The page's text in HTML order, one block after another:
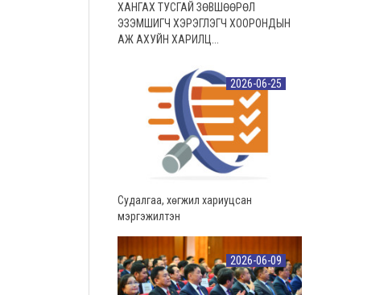
ХАНГАХ ТУСГАЙ ЗӨВШӨӨРӨЛ
ЭЗЭМШИГЧ ХЭРЭГЛЭГЧ ХООРОНДЫН
АЖ АХУЙН ХАРИЛЦ...
2026-06-25
Судалгаа, хөгжил хариуцсан
мэргэжилтэн
2026-06-09